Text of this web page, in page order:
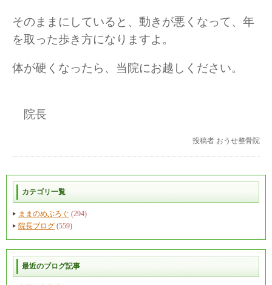
そのままにしていると、動きが悪くなって、年
を取った歩き方になりますよ。
体が硬くなったら、当院にお越しください。
院長
投稿者 おうせ整骨院
カテゴリ一覧
ままのめぶろぐ (294)
院長ブログ (559)
最近のブログ記事